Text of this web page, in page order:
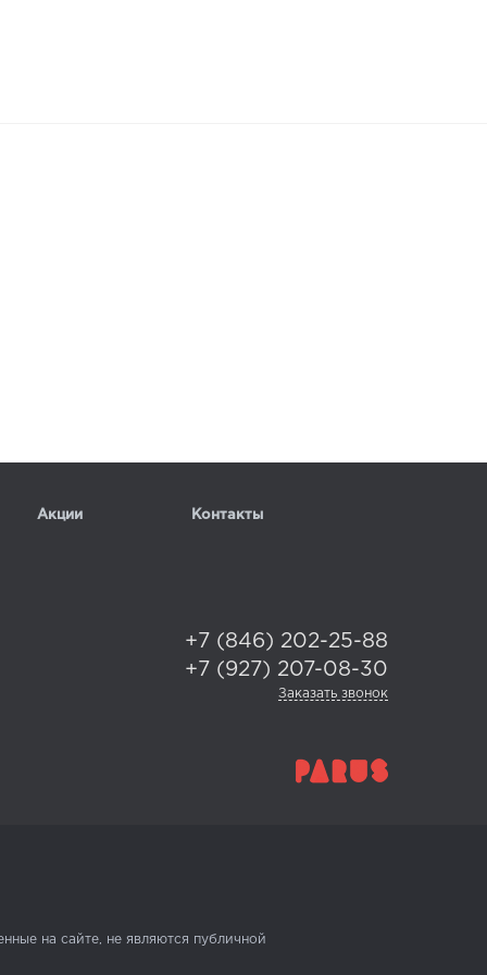
Акции Контакты
+7 (846) 202-25-88
+7 (927) 207-08-30
Заказать звонок
на сайте, не являются публичной